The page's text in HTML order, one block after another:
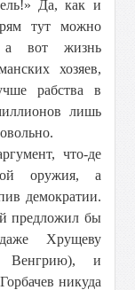
Да, как и
тут можно
а вот жизнь
хозяев,
рабства в
лишь
что-де
оружия, а
демократии.
предложил бы
Хрущеву
Венгрию), и
никуда